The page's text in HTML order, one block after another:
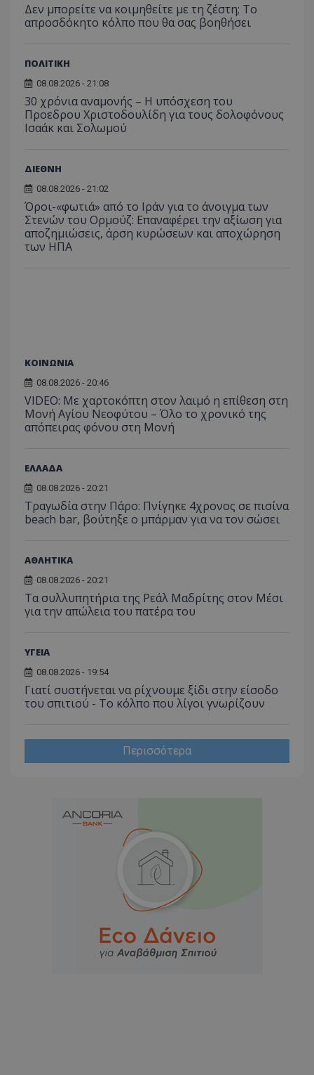
Δεν μπορείτε να κοιμηθείτε με τη ζέστη; Το
απροσδόκητο κόλπο που θα σας βοηθήσει
ΠΟΛΙΤΙΚΗ
08.08.2026 - 21:08
30 χρόνια αναμονής – Η υπόσχεση του
Προεδρου Χριστοδουλίδη για τους δολοφόνους
Ισαάκ και Σολωμού
ΔΙΕΘΝΗ
08.08.2026 - 21:02
Όροι-«φωτιά» από το Ιράν για το άνοιγμα των
Στενών του Ορμούζ: Επαναφέρει την αξίωση για
αποζημιώσεις, άρση κυρώσεων και αποχώρηση
των ΗΠΑ
ΚΟΙΝΩΝΙΑ
08.08.2026 - 20:46
VIDEO: Με χαρτοκόπτη στον λαιμό η επίθεση στη
Μονή Αγίου Νεοφύτου – Όλο το χρονικό της
απόπειρας φόνου στη Μονή
ΕΛΛΑΔΑ
08.08.2026 - 20:21
Τραγωδία στην Πάρο: Πνίγηκε 4χρονος σε πισίνα
beach bar, βούτηξε ο μπάρμαν για να τον σώσει
ΑΘΛΗΤΙΚΑ
08.08.2026 - 20:21
Τα συλλυπητήρια της Ρεάλ Μαδρίτης στον Μέσι
για την απώλεια του πατέρα του
ΥΓΕΙΑ
08.08.2026 - 19:54
Γιατί συστήνεται να ρίχνουμε ξίδι στην είσοδο
του σπιτιού - Το κόλπο που λίγοι γνωρίζουν
Περισσότερα